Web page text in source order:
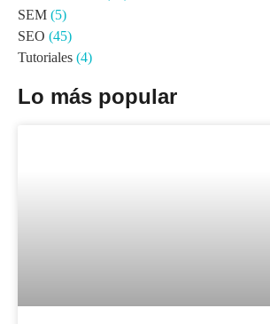
SEM (5)
SEO (45)
Tutoriales (4)
Lo más popular